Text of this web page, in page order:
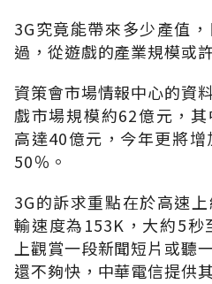
3G究竟能帶來多少產值
過，從遊戲的產業規模或
資策會市場情報中心的資
戲市場規模約62億元，
高達40億元，今年更將
50％。
3G的訴求重點在於高速
輸速度為153K，大約5秒
上觀賞一段新聞短片或聽
還不夠快，中華電信提供